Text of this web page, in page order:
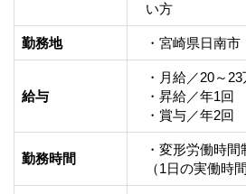
い方
勤務地 ・宮崎県日南市
給与
・月給／20～23
・昇給／年1回
・賞与／年2回
勤務時間
・変形労働時間
（1日の実働時